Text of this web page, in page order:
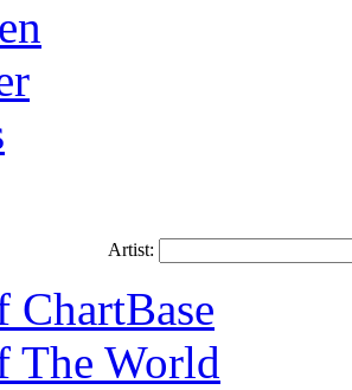
Artist:
ChartBase
The World